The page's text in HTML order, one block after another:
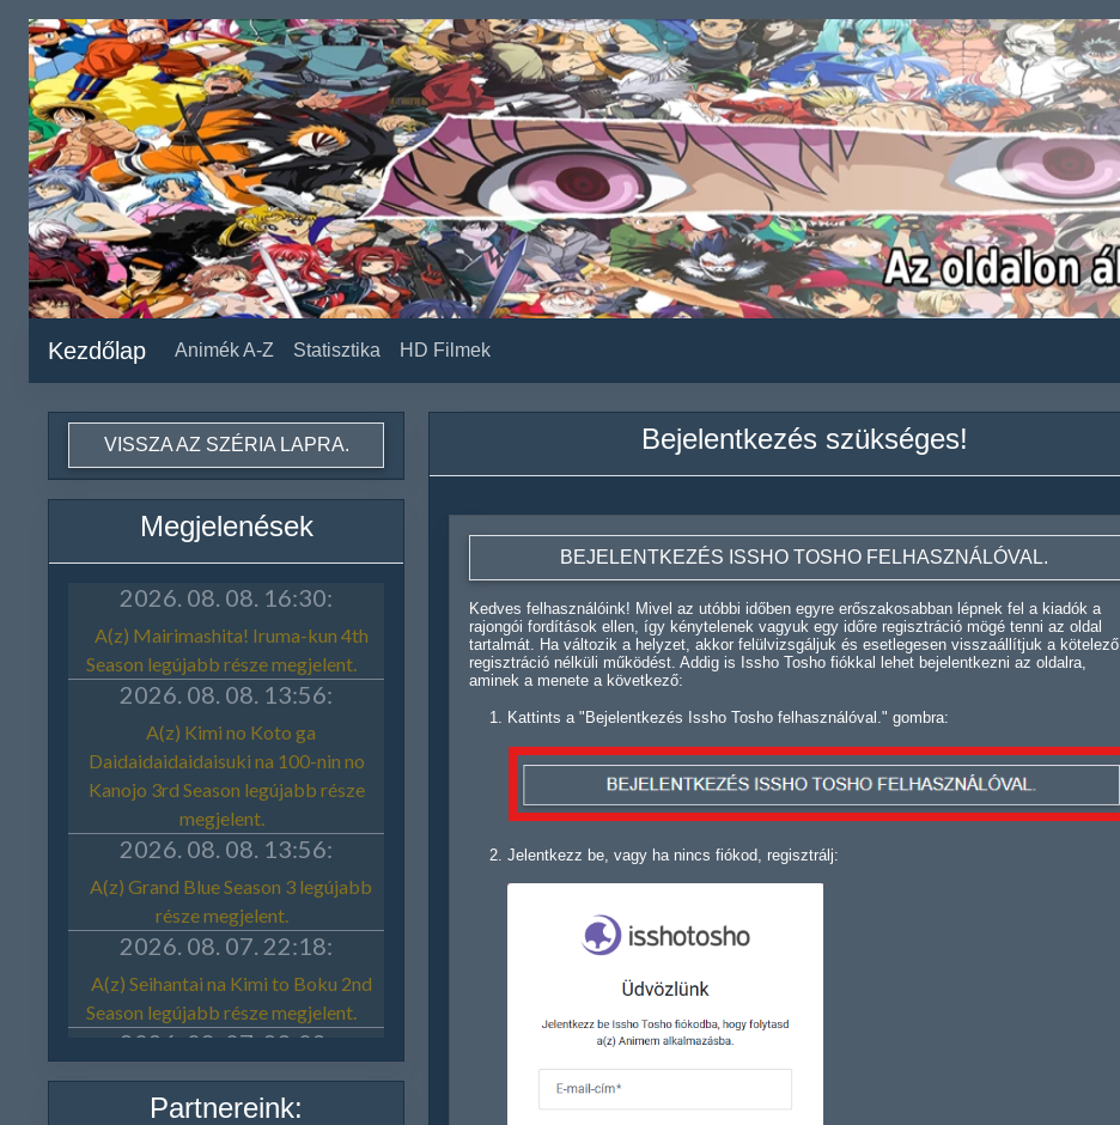
Kezdőlap Animék A-Z Statisztika HD Filmek
VISSZA AZ SZÉRIA LAPRA.
Megjelenések
Partnereink:
Bejelentkezés szükséges!
BEJELENTKEZÉS ISSHO TOSHO FELHASZNÁLÓVAL.
Kedves felhasználóink! Mivel az utóbbi időben egyre erőszakosabban lépnek fel a kiadók a
rajongói fordítások ellen, így kénytelenek vagyuk egy időre regisztráció mögé tenni az oldal
tartalmát. Ha változik a helyzet, akkor felülvizsgáljuk és esetlegesen visszaállítjuk a kötelező
regisztráció nélküli működést. Addig is Issho Tosho fiókkal lehet bejelentkezni az oldalra,
aminek a menete a következő:
Kattints a "Bejelentkezés Issho Tosho felhasználóval." gombra:
Jelentkezz be, vagy ha nincs fiókod, regisztrálj: